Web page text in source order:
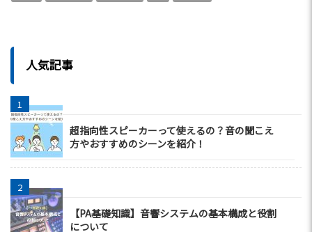
人気記事
超指向性スピーカーって使えるの？音の聞こえ
方やおすすめのシーンを紹介！
【PA基礎知識】音響システムの基本構成と役割
について